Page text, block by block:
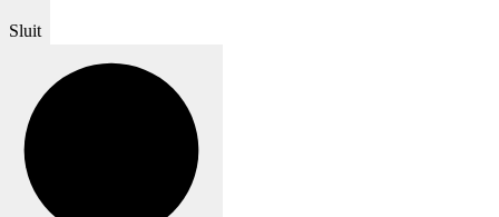
Sluit